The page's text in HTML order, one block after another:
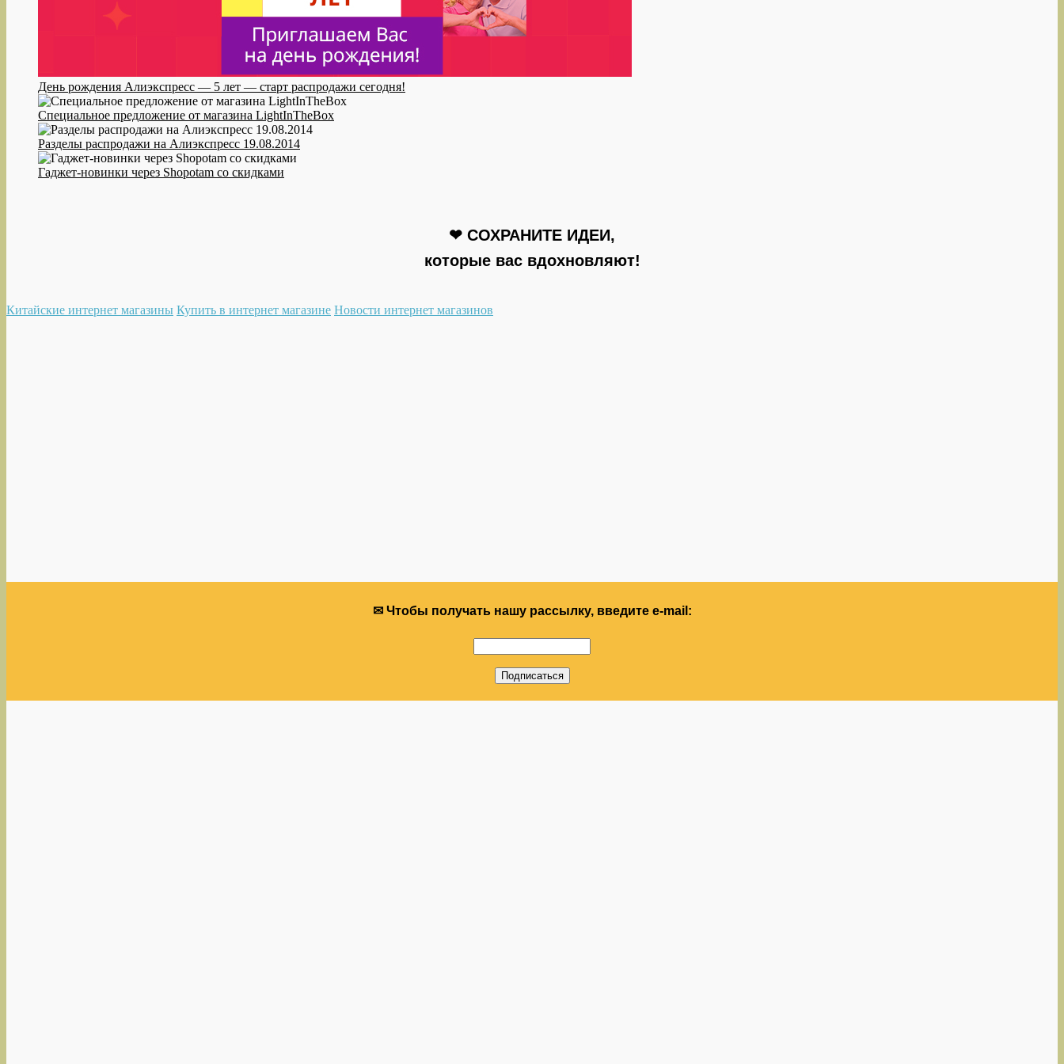
День рождения Алиэкспресс — 5 лет — старт распродажи сегодня!
Специальное предложение от магазина LightInTheBox
Разделы распродажи на Алиэкспресс 19.08.2014
Гаджет-новинки через Shopotam со скидками
❤ СОХРАНИТЕ ИДЕИ,
которые вас вдохновляют!
Китайские интернет магазины Купить в интернет магазине Новости интернет магазинов
✉ Чтобы получать нашу рассылку, введите e-mail: